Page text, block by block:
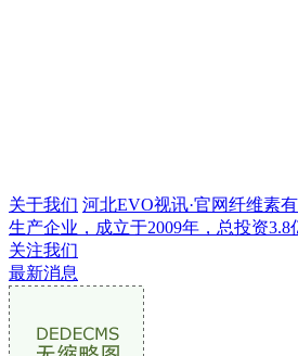
关于我们 河北EVO视讯·官网纤维素
生产企业，成立于2009年，总投资3.8
关注我们
最新消息